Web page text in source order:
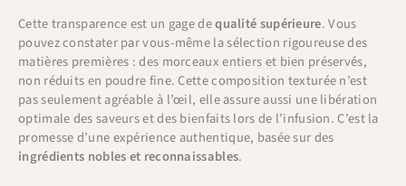
Cette transparence est un gage dequalité supérieure. Vous
pouvez constater par vous-même la sélection rigoureuse des
matières premières : des morceaux entiers et bien préservés,
non réduits en poudre fine. Cette composition texturée n’est
pas seulement agréable à l’œil, elle assure aussi une libération
optimale des saveurs et des bienfaits lors de l’infusion. C’est la
promesse d’une expérience authentique, basée sur des
ingrédients nobles et reconnaissables.